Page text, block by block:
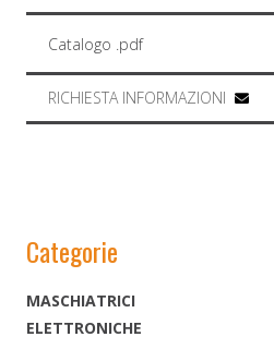
Categorie
MASCHIATRICI
ELETTRONICHE
Catalogo .pdf
RICHIESTA INFORMAZIONI